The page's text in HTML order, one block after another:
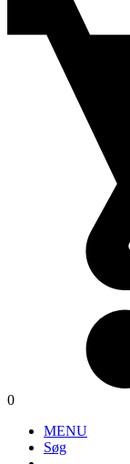
0
MENU
Søg